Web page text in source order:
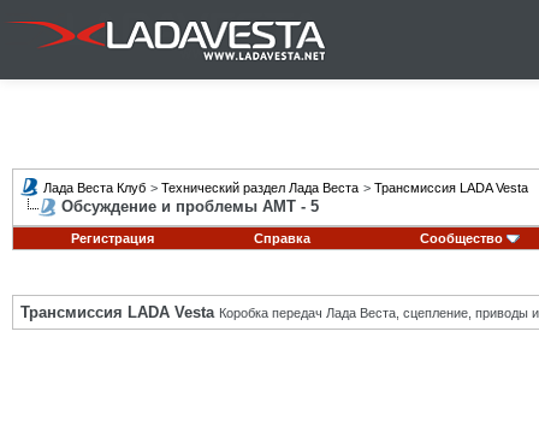
Лада Веста Клуб > Технический раздел Лада Веста > Трансмиссия LADA Vesta
Обсуждение и проблемы АМТ - 5
Регистрация Справка Сообщество
Трансмиссия LADA Vesta Коробка передач Лада Веста, сцепление, приводы и